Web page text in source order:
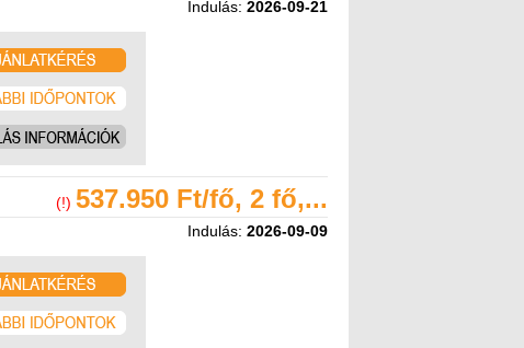
Indulás: 2026-09-21
(!) 537.950 Ft/fő, 2 fő,...
Indulás: 2026-09-09